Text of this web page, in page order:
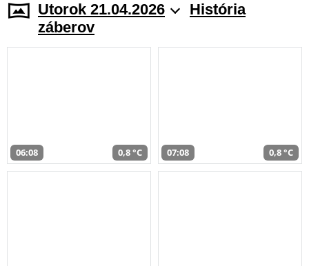
Utorok 21.04.2026
História
záberov
06:08 0,8 °C 07:08 0,8 °C